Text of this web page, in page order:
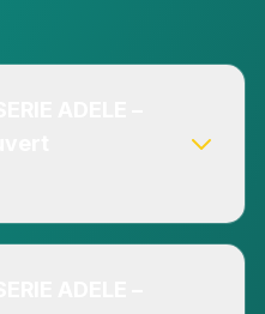
– 010223822 est
votre visite.